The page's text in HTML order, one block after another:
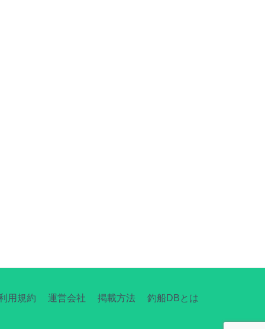
釣船DBとは
掲載方法
運営会社
用規約